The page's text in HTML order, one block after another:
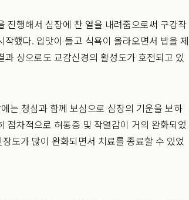
진행해서 심장에 찬 열을 내려줌으로써 구강작
작했다. 입맛이 돌고 식욕이 올라오면서 밥을 제
과 상으로도 교감신경의 활성도가 호전되고 있
는 청심과 함께 보심으로 심장의 기운을 보하
점차적으로 혀통증 및 작열감이 거의 완화되었
도가 많이 완화되면서 치료를 종료할 수 있었